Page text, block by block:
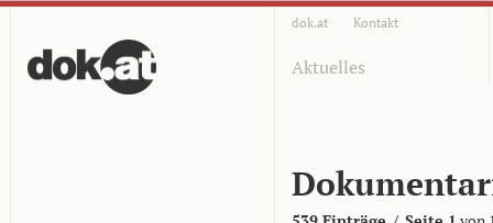
dok.at Kontakt
Aktuelles